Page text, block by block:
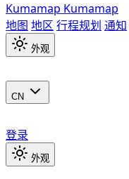
Kumamap Kumamap
地图 地区 行程规划 通知
外观
CN
登录
外观